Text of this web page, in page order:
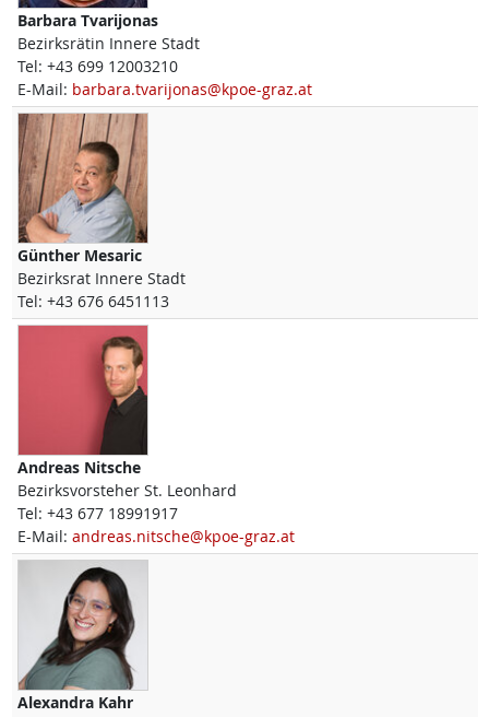
Barbara Tvarijonas
Bezirksrätin Innere Stadt
Tel: +43 699 12003210
E-Mail: barbara.tvarijonas@kpoe-graz.at
Günther Mesaric
Bezirksrat Innere Stadt
Tel: +43 676 6451113
Andreas Nitsche
Bezirksvorsteher St. Leonhard
Tel: +43 677 18991917
E-Mail: andreas.nitsche@kpoe-graz.at
Alexandra Kahr